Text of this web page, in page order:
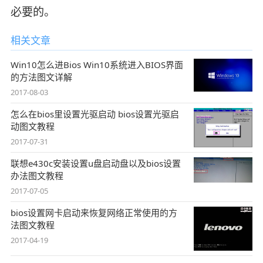
必要的。
相关文章
Win10怎么进Bios Win10系统进入BIOS界面
的方法图文详解
2017-08-03
怎么在bios里设置光驱启动 bios设置光驱启
动图文教程
2017-07-31
联想e430c安装设置u盘启动盘以及bios设置
办法图文教程
2017-07-05
bios设置网卡启动来恢复网络正常使用的方
法图文教程
2017-04-19